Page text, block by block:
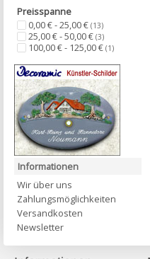
Preisspanne
0,00 € - 25,00 € (13)
25,00 € - 50,00 € (3)
100,00 € - 125,00 € (1)
Informationen
Wir über uns
Zahlungsmöglichkeiten
Versandkosten
Newsletter